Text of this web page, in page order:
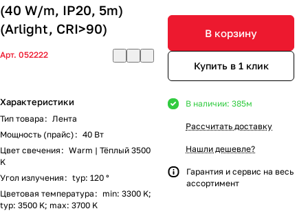
(40 W/m, IP20, 5m)
(Arlight, CRI>90)
Арт. 052222
Характеристики
Тип товара : Лента
Мощность (прайс) : 40 Вт
Цвет свечения : Warm | Тёплый 3500
K
Угол излучения : typ: 120 °
Цветовая температура : min: 3300 K;
typ: 3500 K; max: 3700 K
В корзину
Купить в 1 клик
В наличии: 385м
Рассчитать доставку
Нашли дешевле?
Гарантия и сервис на весь
ассортимент